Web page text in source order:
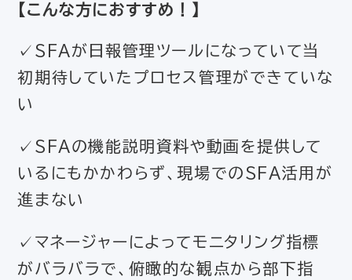
【 こんな方におすすめ！ 】
✓SFAが日報管理ツールになっていて当
初期待していたプロセス管理ができていな
い
✓SFAの機能説明資料や動画を提供して
いるにもかかわらず、現場でのSFA活用が
進まない
✓マネージャーによってモニタリング指標
がバラバラで、俯瞰的な観点から部下指